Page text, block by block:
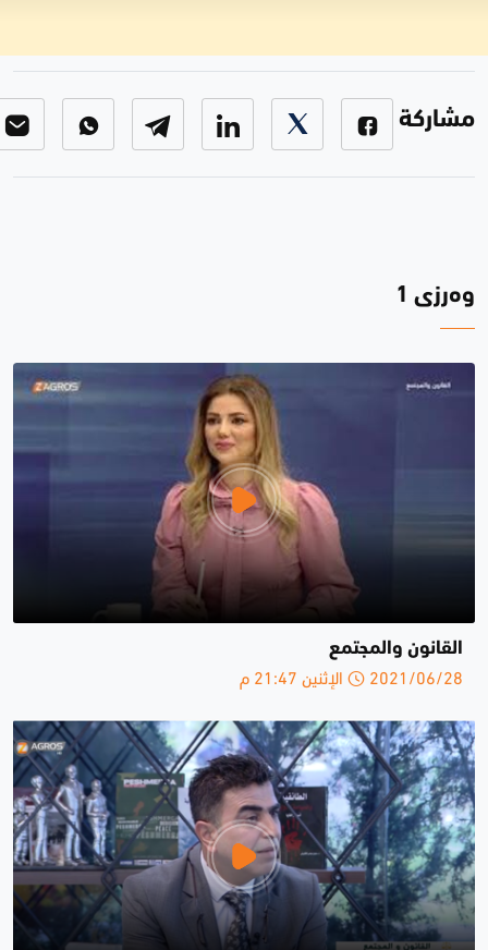
مشاركة
وەرزی 1
القانون والمجتمع
2021/06/28 الإثنين 21:47 م